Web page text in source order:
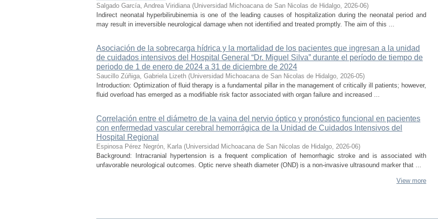
Salgado García, Andrea Viridiana (Universidad Michoacana de San Nicolas de Hidalgo, 2026-06)
Indirect neonatal hyperbilirubinemia is one of the leading causes of hospitalization during the neonatal period and
may result in irreversible neurological damage when not identified and treated promptly. The aim of this ...
Asociación de la sobrecarga hídrica y la mortalidad de los pacientes que ingresan a la unidad
de cuidados intensivos del Hospital General “Dr. Miguel Silva” durante el período de tiempo de
periodo de 1 de enero de 2024 a 31 de diciembre de 2024
Saucillo Zúñiga, Gabriela Lizeth (Universidad Michoacana de San Nicolas de Hidalgo, 2026-05)
Introduction: Optimization of fluid therapy is a fundamental pillar in the management of critically ill patients; however,
fluid overload has emerged as a modifiable risk factor associated with organ failure and increased ...
Correlación entre el diámetro de la vaina del nervio óptico y pronóstico funcional en pacientes
con enfermedad vascular cerebral hemorrágica de la Unidad de Cuidados Intensivos del
Hospital Regional
Espinosa Pérez Negrón, Karla (Universidad Michoacana de San Nicolas de Hidalgo, 2026-06)
Background: Intracranial hypertension is a frequent complication of hemorrhagic stroke and is associated with
unfavorable neurological outcomes. Optic nerve sheath diameter (OND) is a non-invasive ultrasound marker that ...
View more